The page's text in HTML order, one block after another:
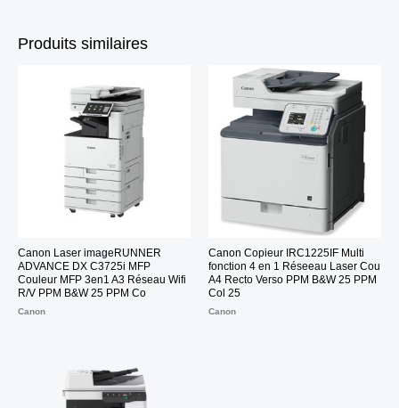
Produits similaires
Canon Laser imageRUNNER
ADVANCE DX C3725i MFP
Couleur MFP 3en1 A3 Réseau Wifi
R/V PPM B&W 25 PPM Co
Canon
Canon Copieur IRC1225IF Multi
fonction 4 en 1 Réseeau Laser Cou
A4 Recto Verso PPM B&W 25 PPM
Col 25
Canon